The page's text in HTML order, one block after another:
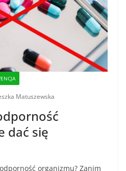
Matuszewska
dać się
organizmu? Zanim